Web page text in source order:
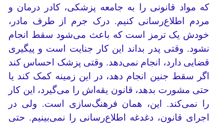
که مواد قانونی را به جامعه پزشکی، کادر درمان و
مردم اطلاع‌رسانی کنیم. درک جرم از طرف مادر،
خودش یک ترمز است که باعث می‌شود سقط انجام
نشود. وقتی پدر بداند این کار جنایت است و پیگیری
قضایی دارد، انجام نمی‌دهد. وقتی پزشک احساس کند
اگر سقط جنین انجام دهد، در این زمینه کمک کند یا
حتی مشورت بدهد، قانون یقه‌اش را می‌گیرد، این کار
را نمی‌کند. این، همان فرهنگ‌سازی است. ولی در
اجرای قانون، دغدغه اطلاع‌رسانی را نمی‌بینیم. حتی